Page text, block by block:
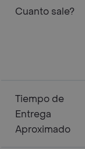
Cuanto sale?
Tiempo de
Entrega
Aproximado